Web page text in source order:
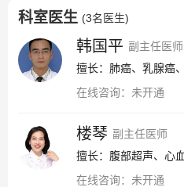
科室医生 (3名医生)
韩国平 副主任医师
在线咨询： 未开通
楼琴 副主任医师
在线咨询： 未开通